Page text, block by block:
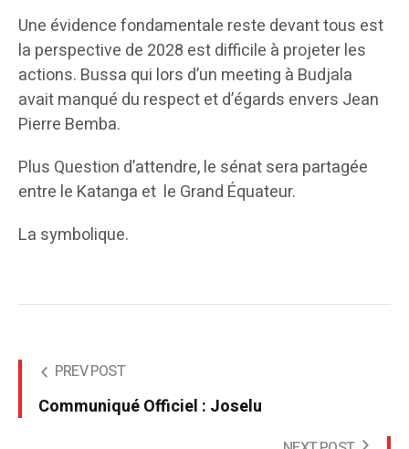
Une évidence fondamentale reste devant tous est
la perspective de 2028 est difficile à projeter les
actions. Bussa qui lors d’un meeting à Budjala
avait manqué du respect et d’égards envers Jean
Pierre Bemba.
Plus Question d’attendre, le sénat sera partagée
entre le Katanga et le Grand Équateur.
La symbolique.
PREV POST
Communiqué Officiel : Joselu